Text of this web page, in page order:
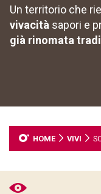
Un territorio che
vivacità sapori e
già rinomata
HOME VIVI